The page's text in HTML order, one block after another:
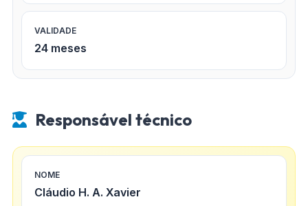
VALIDADE
24 meses
Responsável técnico
NOME
Cláudio H. A. Xavier